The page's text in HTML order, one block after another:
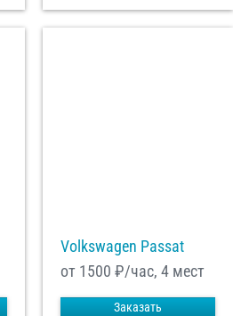
Volkswagen Passat
от 1500 ₽/час, 4 мест
Заказать